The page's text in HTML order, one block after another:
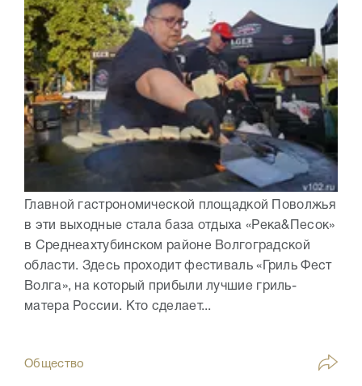
Главной гастрономической площадкой Поволжья
в эти выходные стала база отдыха «Река&Песок»
в Среднеахтубинском районе Волгоградской
области. Здесь проходит фестиваль «Гриль Фест
Волга», на который прибыли лучшие гриль-
матера России. Кто сделает...
Общество